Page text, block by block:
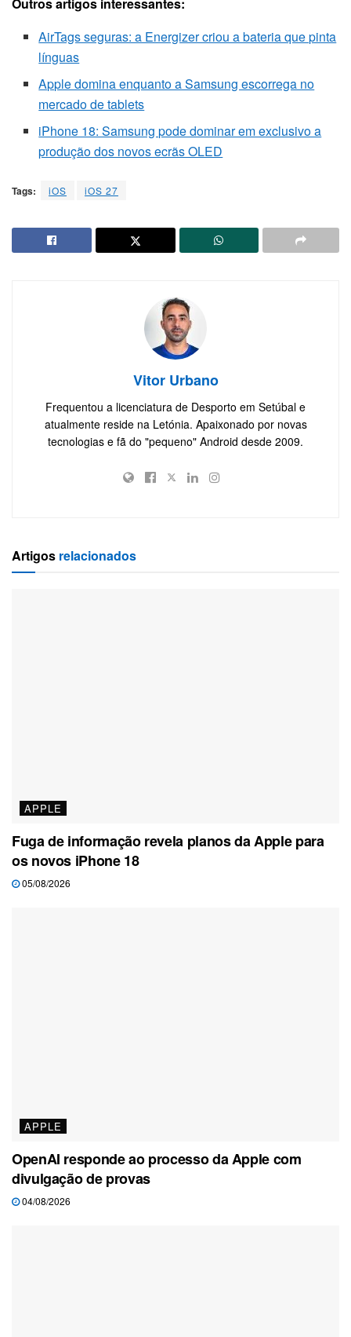
AirTags seguras: a Energizer criou a bateria que pinta
línguas
Apple domina enquanto a Samsung escorrega no
mercado de tablets
iPhone 18: Samsung pode dominar em exclusivo a
produção dos novos ecrãs OLED
Tags: iOS iOS 27
Vitor Urbano
Frequentou a licenciatura de Desporto em Setúbal e
atualmente reside na Letónia. Apaixonado por novas
tecnologias e fã do "pequeno" Android desde 2009.
Artigos relacionados
APPLE
Fuga de informação revela planos da Apple para
os novos iPhone 18
05/08/2026
APPLE
OpenAI responde ao processo da Apple com
divulgação de provas
04/08/2026